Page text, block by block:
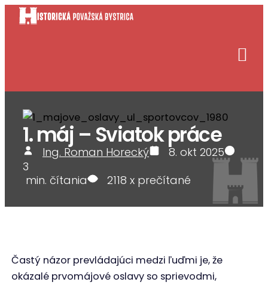
Preskočiť
1. máj – Sviatok práce
Ing. Roman Horecký
8. okt 2025
3
min. čítania
2118 x prečítané
Častý názor prevládajúci medzi ľuďmi je, že
okázalé prvomájové oslavy so sprievodmi,